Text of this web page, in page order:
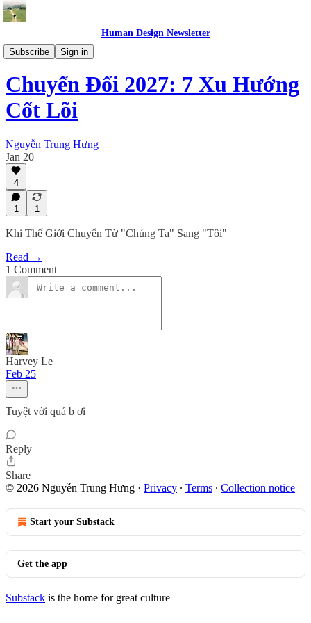
Human Design Newsletter
Subscribe
Sign in
Kiến Thức
Chuyển Đổi 2027: 7 Xu Hướng
Cốt Lõi
Nguyễn Trung Hưng
Jan 20
4
1 1
Khi Thế Giới Chuyển Từ "Chúng Ta" Sang "Tôi"
Read →
1 Comment
Harvey Le
Feb 25
Tuyệt vời quá b ơi
Reply
Share
© 2026 Nguyễn Trung Hưng · Privacy ∙ Terms ∙ Collection notice
Start your Substack
Get the app
Substack is the home for great culture